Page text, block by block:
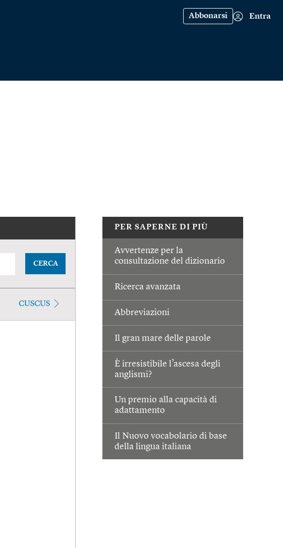
Abbonarsi Entra
PER SAPERNE DI PIÙ
Avvertenze per la
consultazione del dizionario
Ricerca avanzata
Abbreviazioni
Il gran mare delle parole
È irresistibile l’ascesa degli
anglismi?
Un premio alla capacità di
adattamento
Il Nuovo vocabolario di base
della lingua italiana
CERCA
CUSCUS